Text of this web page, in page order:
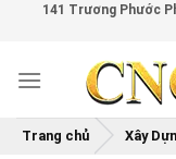
content
141 Trương Phước
Trang chủ Xây